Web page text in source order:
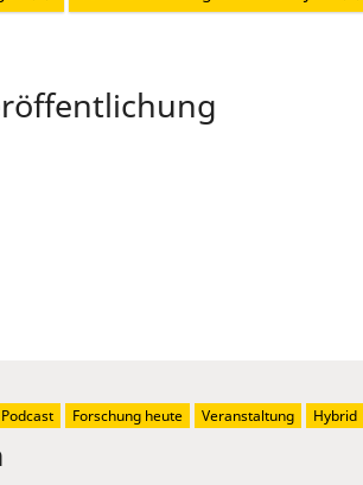
Podcast Forschung heute Veranstaltung Hybrid